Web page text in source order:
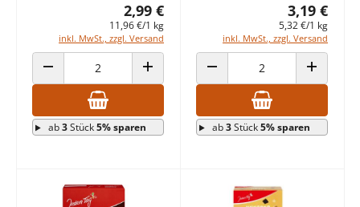
2,99 €
11,96 €/1 kg
inkl. MwSt., zzgl. Versand
ANZAHL VERRINGERN ANZAHL ERHÖHEN
ab3Stück5% sparen
3,19 €
5,32 €/1 kg
inkl. MwSt., zzgl. Versand
ANZAHL VERRINGERN ANZAHL
ab3Stück5% sparen